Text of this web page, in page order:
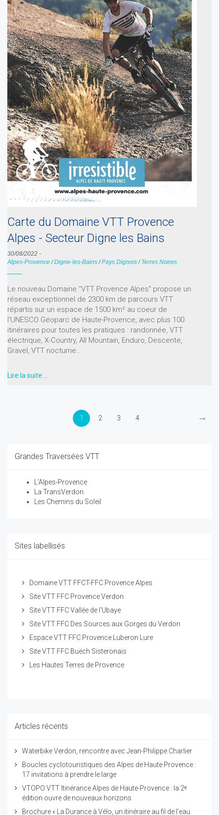
Carte du Domaine VTT Provence
Alpes - Secteur Digne les Bains
30/08/2022 -
Alpes-Provence/Digne-les-Bains/Pays Dignois/ Terres Noires
Le nouveau Domaine "VTT Provence Alpes" propose un
réseau exceptionnel de 2300 km de parcours VTT
répartis sur un espace de 1500 km² au coeur de
l'UNESCO Géoparc de Haute-Provence, avec plus 100
itinéraires pour toutes les pratiques : randonnée, VTT
électrique, X-Country, All Mountain, Enduro, Descente,
Gravel, VTT nocturne…
Lire la suite …
1 2 3 4 →
Grandes Traversées VTT
L'Alpes-Provence
La TransVerdon
Les Chemins du Soleil
Sites labellisés
Domaine VTT FFCT-FFC Provence Alpes
Site VTT FFC Provence Verdon
Site VTT FFC Vallée de l'Ubaye
Site VTT FFC Des Sources aux Gorges du Verdon
Espace VTT FFC Provence Luberon Lure
Site VTT FFC Buëch Sisteronais
Les Hautes Terres de Provence
Articles récents
Waterbike Verdon, rencontre avec Jean-Philippe Charlier
Boucles cyclotouristiques des Alpes de Haute Provence :
17 invitations à prendre le large
VTOPO VTT Itinérance Alpes de Haute-Provence : la 2ᵉ
édition ouvre de nouveaux horizons
Brochure « La Durance à Vélo, un itinéraire au fil de l’eau